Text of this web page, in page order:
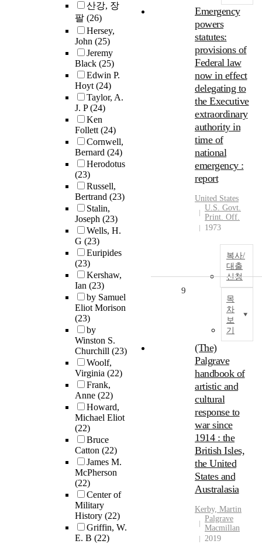
산강, 장
팔 (26)
Hersey,
John (25)
Jeremy
Black (25)
Edwin P.
Hoyt(24)
Taylor, A.
J. P(24)
Ken
Follett(24)
Cornwell,
Bernard (24)
Herodotus
(23)
Russell,
Bertrand (23)
Stalin,
Joseph (23)
Wells, H.
G (23)
Euripides
(23)
Kershaw,
Ian (23)
by Samuel
Eliot Morison
(23)
by
Winston S.
Churchill (23)
Woolf,
Virginia (22)
Frank,
Anne (22)
Howard,
Michael Eliot
(22)
Bruce
Catton (22)
James M.
McPherson
(22)
Center of
Military
History (22)
Griffin, W.
E. B (22)
Emergency
powers
statutes:
provisions of
Federal law
now in effect
delegating to
the Executive
extraordinary
authority in
time of
national
emergency :
report
United States
U.S. Govt.
Print. Off.
1973
복사/
대출
신청
목
차
보
기
9
(The)
Palgrave
handbook of
artistic and
cultural
response to
war since
1914 : the
British Isles,
the United
States and
Australasia
Kerby, Martin
Palgrave
Macmillan
2019